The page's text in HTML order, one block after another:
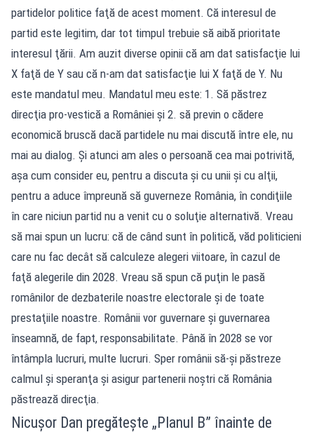
partidelor politice faţă de acest moment. Că interesul de
partid este legitim, dar tot timpul trebuie să aibă prioritate
interesul ţării. Am auzit diverse opinii că am dat satisfacţie lui
X faţă de Y sau că n-am dat satisfacţie lui X faţă de Y. Nu
este mandatul meu. Mandatul meu este: 1. Să păstrez
direcţia pro-vestică a României şi 2. să previn o cădere
economică bruscă dacă partidele nu mai discută între ele, nu
mai au dialog. Şi atunci am ales o persoană cea mai potrivită,
aşa cum consider eu, pentru a discuta şi cu unii şi cu alţii,
pentru a aduce împreună să guverneze România, în condiţiile
în care niciun partid nu a venit cu o soluţie alternativă. Vreau
să mai spun un lucru: că de când sunt în politică, văd politicieni
care nu fac decât să calculeze alegeri viitoare, în cazul de
faţă alegerile din 2028. Vreau să spun că puţin le pasă
românilor de dezbaterile noastre electorale şi de toate
prestaţiile noastre. Românii vor guvernare şi guvernarea
înseamnă, de fapt, responsabilitate. Până în 2028 se vor
întâmpla lucruri, multe lucruri. Sper românii să-şi păstreze
calmul şi speranţa şi asigur partenerii noştri că România
păstrează direcţia.
Nicușor Dan pregătește „Planul B” înainte de